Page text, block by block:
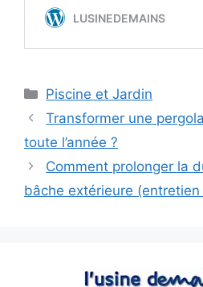
Categories
Piscine et Jardin
Transformer une
toute l’année ?
Comment prolonger la
bâche extérieure